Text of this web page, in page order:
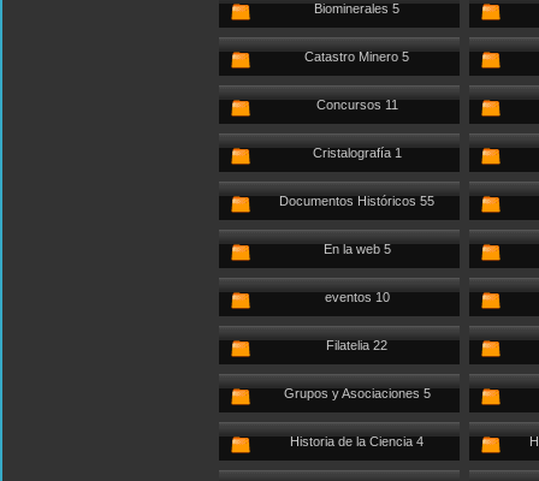
Biominerales 5
Catastro Minero 5
Concursos 11
Cristalografía 1
Documentos Históricos 55
En la web 5
eventos 10
Filatelia 22
Grupos y Asociaciones 5
Historia de la Ciencia 4